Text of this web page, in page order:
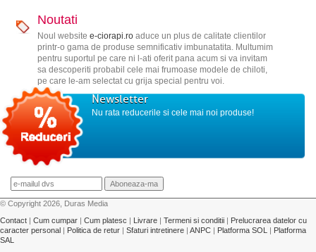
Noutati
Noul website e-ciorapi.roaduce un plus de calitate clientilor
printr-o gama de produse semnificativ imbunatatita. Multumim
pentru suportul pe care ni l-ati oferit pana acum si va invitam
sa descoperiti probabil cele mai frumoase modele de chiloti,
pe care le-am selectat cu grija special pentru voi.
Newsletter
Nu rata reducerile si cele mai noi produse!
© Copyright 2026, Duras Media
Contact
Cum cumpar Cum platesc Livrare Termeni si conditii
Prelucrarea datelor cu
caracter personal
Politica de retur Sfaturi intretinere ANPC Platforma SOL
Platforma
SAL